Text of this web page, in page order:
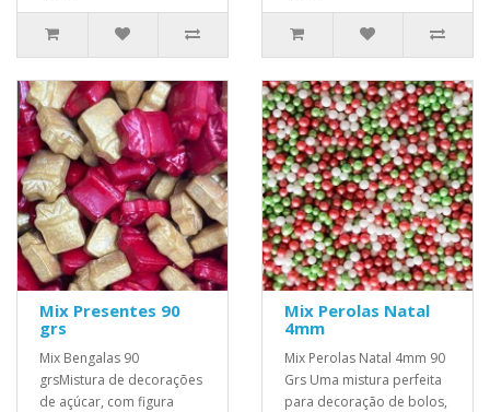
Mix Presentes 90
grs
Mix Bengalas 90
grsMistura de decorações
de açúcar, com figura
Mix Perolas Natal
4mm
Mix Perolas Natal 4mm 90
Grs Uma mistura perfeita
para decoração de bolos,